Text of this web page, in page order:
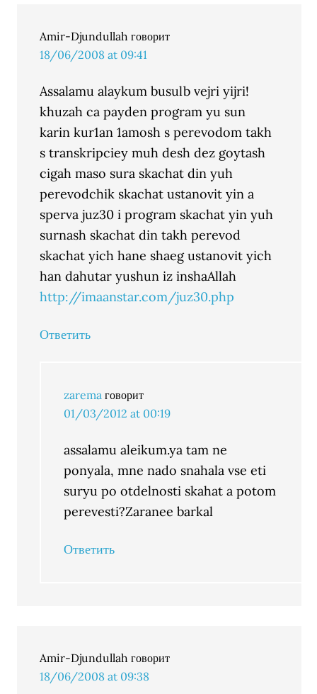
Amir-Djundullah говорит
18/06/2008 at 09:41
Assalamu alaykum busulb vejri yijri!
khuzah ca payden program yu sun
karin kur1an 1amosh s perevodom takh
s transkripciey muh desh dez goytash
cigah maso sura skachat din yuh
perevodchik skachat ustanovit yin a
sperva juz30 i program skachat yin yuh
surnash skachat din takh perevod
skachat yich hane shaeg ustanovit yich
han dahutar yushun iz inshaAllah
http://imaanstar.com/juz30.php
Ответить
zarema говорит
01/03/2012 at 00:19
assalamu aleikum.ya tam ne
ponyala, mne nado snahala vse eti
suryu po otdelnosti skahat a potom
perevesti?Zaranee barkal
Ответить
Amir-Djundullah говорит
18/06/2008 at 09:38